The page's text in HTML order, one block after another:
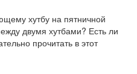
хутбу на пятничной
двумя хутбами? Есть ли
прочитать в этот